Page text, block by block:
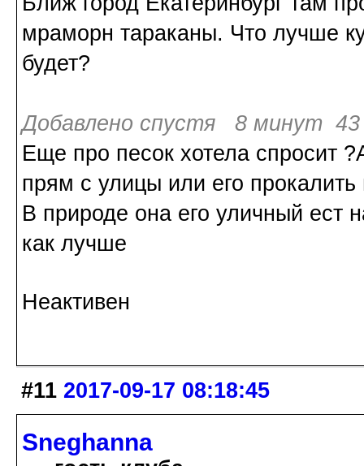
мраморн тараканы. Что лучше
будет?
Добавлено спустя 8 минут 43
Еще про песок хотела спросит
прям с улицы или его прокалить
В природе она его уличный ест
как лучше
Неактивен
#11 2017-09-17 08:18:45
Sneghanna